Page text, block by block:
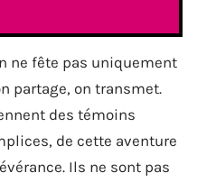
ne fête pas uniquement
partage, on transmet.
des témoins
de cette aventure
Ils ne sont pas